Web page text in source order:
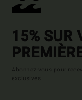
15% SUR
Abonnez-vous pour
exclusives.